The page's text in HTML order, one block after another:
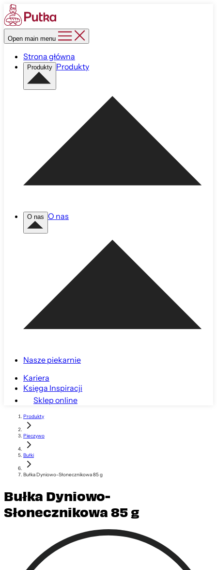
Open main menu
Strona główna
Produkty Produkty
O nas O nas
Nasze piekarnie
Kariera
Księga Inspiracji
Sklep online
Produkty
Pieczywo
Bułki
Bułka Dyniowo-Słonecznikowa 85 g
Bułka Dyniowo-
Słonecznikowa 85 g